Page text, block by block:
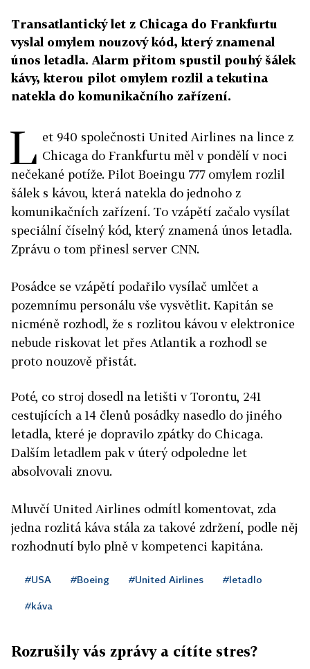
Transatlantický let z Chicaga do Frankfurtu
vyslal omylem nouzový kód, který znamenal
únos letadla. Alarm přitom spustil pouhý šálek
kávy, kterou pilot omylem rozlil a tekutina
natekla do komunikačního zařízení.
L et 940 společnosti United Airlines na lince z
Chicaga do Frankfurtu měl v pondělí v noci
nečekané potíže. Pilot Boeingu 777 omylem rozlil
šálek s kávou, která natekla do jednoho z
komunikačních zařízení. To vzápětí začalo vysílat
speciální číselný kód, který znamená únos letadla.
Zprávu o tom přinesl server CNN.
Posádce se vzápětí podařilo vysílač umlčet a
pozemnímu personálu vše vysvětlit. Kapitán se
nicméně rozhodl, že s rozlitou kávou v elektronice
nebude riskovat let přes Atlantik a rozhodl se
proto nouzově přistát.
Poté, co stroj dosedl na letišti v Torontu, 241
cestujících a 14 členů posádky nasedlo do jiného
letadla, které je dopravilo zpátky do Chicaga.
Dalším letadlem pak v úterý odpoledne let
absolvovali znovu.
Mluvčí United Airlines odmítl komentovat, zda
jedna rozlitá káva stála za takové zdržení, podle něj
rozhodnutí bylo plně v kompetenci kapitána.
#USA #Boeing #United Airlines #letadlo
#káva
Rozrušily vás zprávy a cítíte stres?